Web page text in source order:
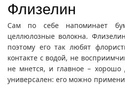
Флизелин
Сам по себе напоминает
целлюлозные волокна.
поэтому его так любят
контакте с водой, не
не мнется, и главное –
универсален: его можно